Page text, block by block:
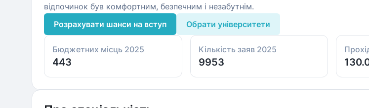
відпочинок був комфортним, безпечним і незабутнім.
Розрахувати шанси на вступ
Обрати університети
Бюджетних місць 2025
443
Кількість заяв 2025
9953